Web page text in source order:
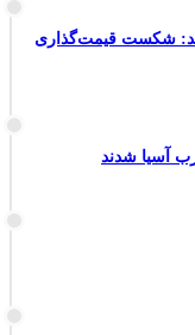
شکست قیمت‌گذاری